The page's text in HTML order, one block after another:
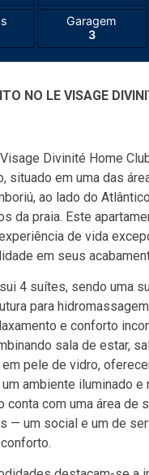
Garagem
3
NO LE VISAGE
Divinité Home
situado em uma das
ao lado do
da praia. Este
de vida
em seus
4 suítes, sendo uma
para
e conforto
sala de estar,
pele de vidro,
ambiente iluminado
conta com uma área de
— um social e um de